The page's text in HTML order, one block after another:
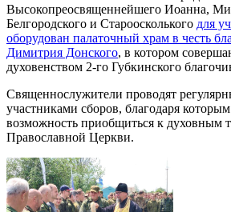
Высокопреосвященнейшего Иоанна,
Белгородского и Староосколького для
оборудован палаточный храм в честь
Димитрия Донского, в котором
духовенством 2-го Губкинского
Священнослужители проводят
участниками сборов, благодаря
возможность приобщиться к духовным
Православной Церкви.